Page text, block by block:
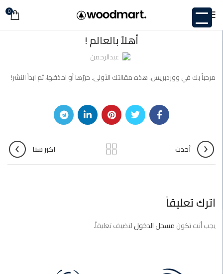
0 غير مصنف
أهلاً بالعالم !
عبدالرحمن
مرحباً بك في ووردبريس. هذه مقالتك الأولى. حررّها أو احذفها، ثم ابدأ النشر!
أحدث اكبر سنا
اترك تعليقاً
يجب أنت تكونمسجل الدخوللتضيف تعليقاً.